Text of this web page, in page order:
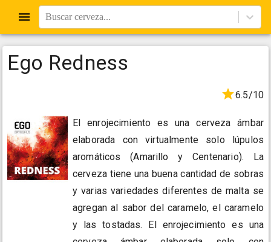
Buscar cerveza...
Ego Redness
6.5/10
El enrojecimiento es una cerveza ámbar
elaborada con virtualmente solo lúpulos
aromáticos (Amarillo y Centenario). La
cerveza tiene una buena cantidad de sobras
y varias variedades diferentes de malta se
agregan al sabor del caramelo, el caramelo
y las tostadas. El enrojecimiento es una